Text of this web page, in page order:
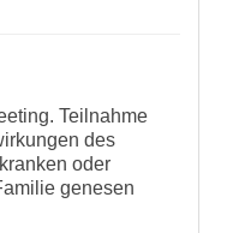
Teilnahme
des
oder
genesen